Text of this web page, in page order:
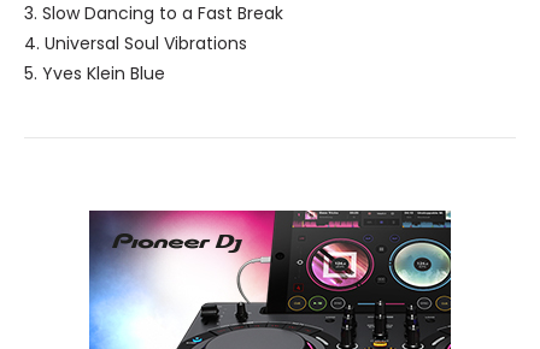
3. Slow Dancing to a Fast Break
4. Universal Soul Vibrations
5. Yves Klein Blue